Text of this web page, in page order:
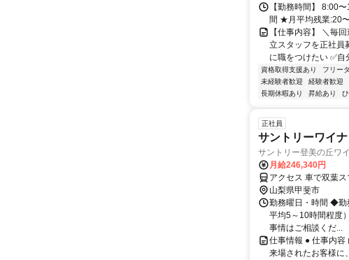
【勤務時間】 8:00
間 ★月平均残業:20
【仕事内容】 ＼毎
立スタッフを正社員
に職をつけたい ✅
資格取得支援あり フリー
未経験者歓迎
経験者歓迎
長期休暇あり
昇給あり
正社員
サントリーワイ
サントリー登美の丘ワ
月給246,340円
アクセス 車で双葉
山梨県甲斐市
勤務曜日・時間 ◆
平均5～10時間程度
事情はご相談くだ...
仕事情報 ● 仕事内容
来場されたお客様に